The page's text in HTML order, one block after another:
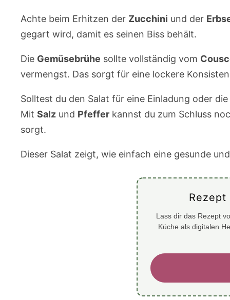
Achte beim Erhitzen der Zucchini und der
gegart wird, damit es seinen Biss behält.
Die Gemüsebrühe sollte vollständig vom
vermengst. Das sorgt für eine lockere
Solltest du den Salat für eine Einladung oder
Mit Salz und Pfeffer kannst du zum Schluss
sorgt.
Dieser Salat zeigt, wie einfach eine gesunde
Rezept
Lass dir das Rezept
Küche als digitalen